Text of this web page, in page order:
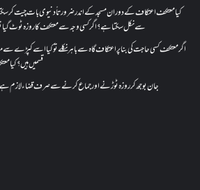
کیا معتکف اعتکاف کے دوران مسجد کے اندر ضرورتاً دنیوی بات چیت کر
سے نکل سکتا ہے؟ اگر کسی وجہ سے معتکف کا روزہ ٹوٹ گیا
اگر معتکف کسی حاجت کی بنا پر اعتکاف گاہ سے باہر نکلے تو کیا اسے کپڑے
قسمیں ہیں؟کیا
جان بوجھ کر روزہ ٹوڑنے اور جماع کرنے سے صرف قضاء لازم ہے